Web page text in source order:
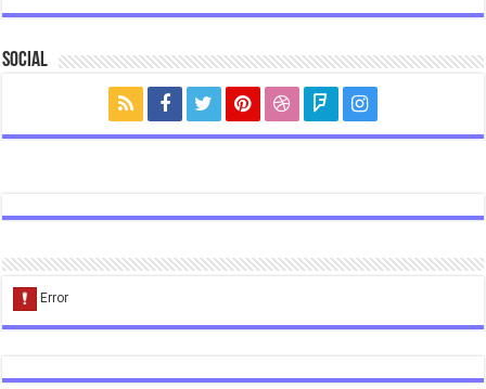
Social